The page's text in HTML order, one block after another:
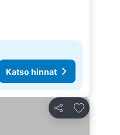
Katso hinnat
Jaa
Lisää